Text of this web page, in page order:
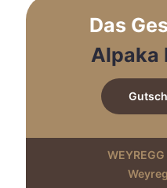
der
gewählt
Das
Alpaka